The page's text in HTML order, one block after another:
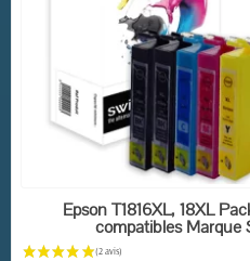
EN
Epson T1816XL, 18XL
compatibles Marque